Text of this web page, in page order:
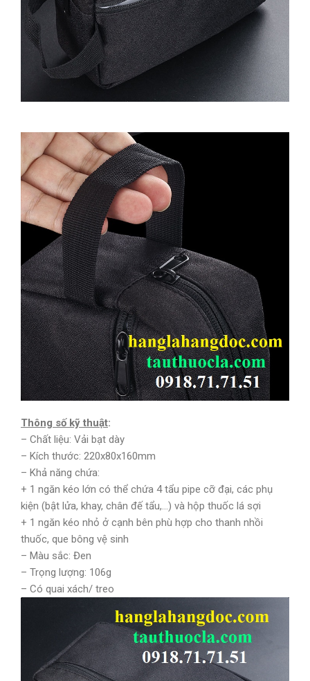
Thông số kỹ thuật:
– Chất liệu: Vải bạt dày
– Kích thước: 220x80x160mm
– Khả năng chứa:
+ 1 ngăn kéo lớn có thể chứa 4 tẩu pipe cỡ đại, các phụ
kiện (bật lửa, khay, chân đế tẩu,…) và hộp thuốc lá sợi
+ 1 ngăn kéo nhỏ ở cạnh bên phù hợp cho thanh nhồi
thuốc, que bông vệ sinh
– Màu sắc: Đen
– Trọng lượng: 106g
– Có quai xách/ treo